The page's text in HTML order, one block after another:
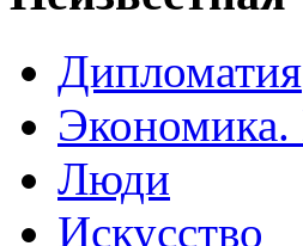
Дипломатия
Экономика.
Люди
Искусство